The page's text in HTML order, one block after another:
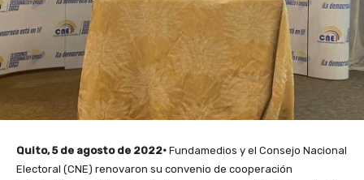
Quito, 5 de agosto de 2022· Fundamedios y el Consejo Nacional
Electoral (CNE) renovaron su convenio de cooperación